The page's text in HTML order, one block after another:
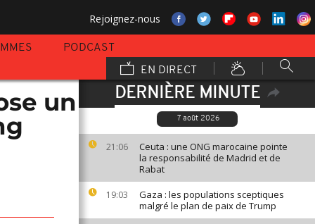
Rejoignez-nous
PODCAST
EN DIRECT
DERNIÈRE MINUTE
7 août 2026
21:06
Ceuta : une ONG marocaine pointe
la responsabilité de Madrid et de
Rabat
19:03
Gaza : les populations sceptiques
malgré le plan de paix de Trump
un